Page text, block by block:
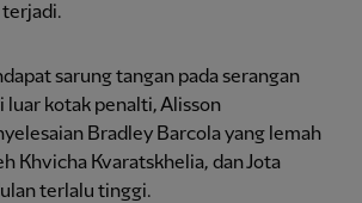
terjadi.
sarung tangan pada serangan
luar kotak penalti, Alisson
Bradley Barcola yang lemah
Khvicha Kvaratskhelia, dan Jota
terlalu tinggi.